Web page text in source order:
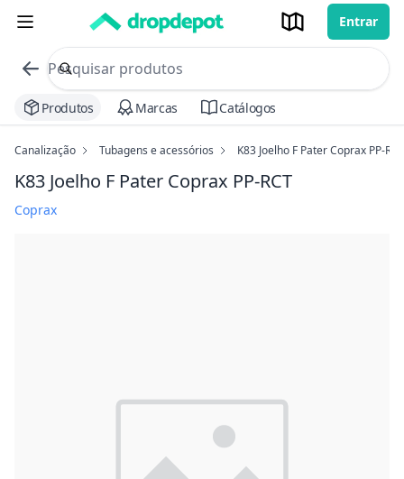
Entrar
commerce search no header
Procurar
Produtos Marcas Catálogos
Canalização Tubagens e acessórios K83 Joelho F Pater Coprax PP-RCT
K83 Joelho F Pater Coprax PP-RCT
Coprax